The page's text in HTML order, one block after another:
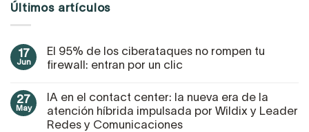
Últimos artículos
17
Jun
El 95% de los ciberataques no rompen tu
firewall: entran por un clic
27
May
IA en el contact center: la nueva era de la
atención híbrida impulsada por Wildix y Leader
Redes y Comunicaciones